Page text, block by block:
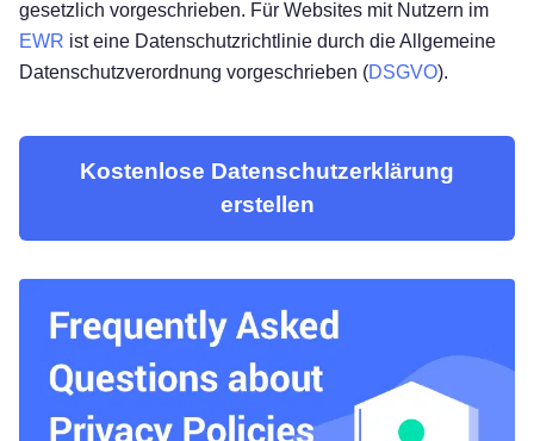
gesetzlich vorgeschrieben. Für Websites mit Nutzern im
EWR ist eine Datenschutzrichtlinie durch die Allgemeine
Datenschutzverordnung vorgeschrieben (DSGVO).
Kostenlose Datenschutzerklärung
erstellen